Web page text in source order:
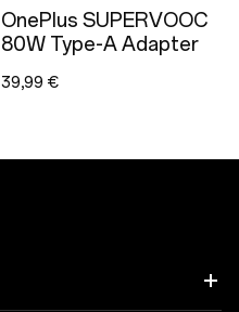
OnePlus SUPERVOOC
80W Type-A Adapter
39,99 €